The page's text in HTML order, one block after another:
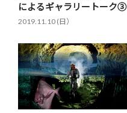
によるギャラリートーク③
2019.11.10 (日）